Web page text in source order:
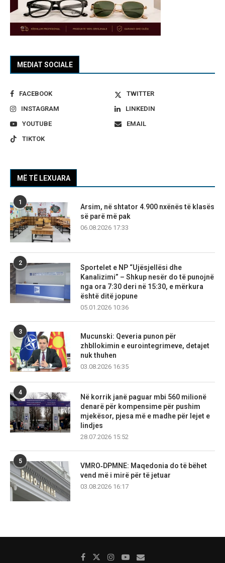
MEDIAT SOCIALE
FACEBOOK
TWITTER
INSTAGRAM
LINKEDIN
YOUTUBE
EMAIL
TIKTOK
MË TË LEXUARA
1
Arsim, në shtator 4.900 nxënës të klasës
së parë më pak
06.08.2026 17:33
2
Sportelet e NP “Ujësjellësi dhe
Kanalizimi” – Shkup nesër do të punojnë
nga ora 7:30 deri në 15:30, e mërkura
është ditë jopune
05.01.2026 10:36
3
Mucunski: Qeveria punon për
zhbllokimin e eurointegrimeve, detajet
nuk thuhen
03.08.2026 16:35
4
Në korrik janë paguar mbi 560 milionë
denarë për kompensime për pushim
mjekësor, pjesa më e madhe për lejet e
lindjes
28.07.2026 15:52
5
VMRO‑DPMNE: Maqedonia do të bëhet
vend më i mirë për të jetuar
03.08.2026 16:17